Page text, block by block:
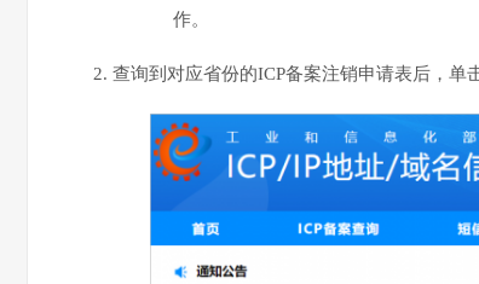
作。
查询到对应省份的ICP备案注销申请表后，单